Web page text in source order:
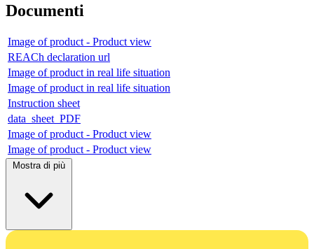
Documenti
Image of product - Product view
REACh declaration url
Image of product in real life situation
Image of product in real life situation
Instruction sheet
data_sheet_PDF
Image of product - Product view
Image of product - Product view
Mostra di più